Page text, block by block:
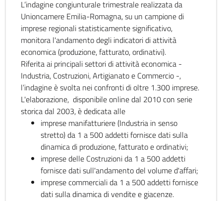
L’indagine congiunturale trimestrale realizzata da
Unioncamere Emilia-Romagna, su un campione di
imprese regionali statisticamente significativo,
monitora l'andamento degli indicatori di attività
economica (produzione, fatturato, ordinativi).
Riferita ai principali settori di attività economica -
Industria, Costruzioni, Artigianato e Commercio -,
l’indagine è svolta nei confronti di oltre 1.300 imprese.
L'elaborazione, disponibile online dal 2010 con serie
storica dal 2003, è dedicata alle
imprese manifatturiere (Industria in senso
stretto) da 1 a 500 addetti fornisce dati sulla
dinamica di produzione, fatturato e ordinativi;
imprese delle Costruzioni da 1 a 500 addetti
fornisce dati sull'andamento del volume d'affari;
imprese commerciali da 1 a 500 addetti fornisce
dati sulla dinamica di vendite e giacenze.